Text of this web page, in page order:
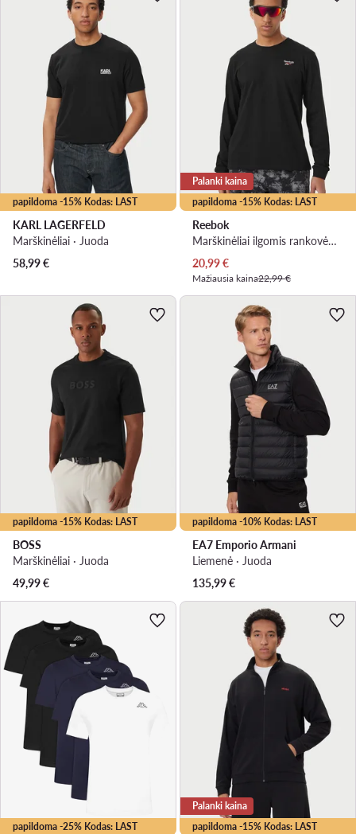
papildoma -15% Kodas: LAST
KARL LAGERFELD
Marškinėliai · Juoda
58,99€
papildoma -15% Kodas: LAST
Palanki kaina
Reebok
Marškinėliai ilgomis rankovėmis · Juoda
Dabartinė kaina
20,99€
Mažiausia kaina22,99 €
papildoma -15% Kodas: LAST
BOSS
Marškinėliai · Juoda
49,99€
papildoma -10% Kodas: LAST
EA7 Emporio Armani
Liemenė · Juoda
135,99€
papildoma -25% Kodas: LAST papildoma -15% Kodas: LAST
Palanki kaina